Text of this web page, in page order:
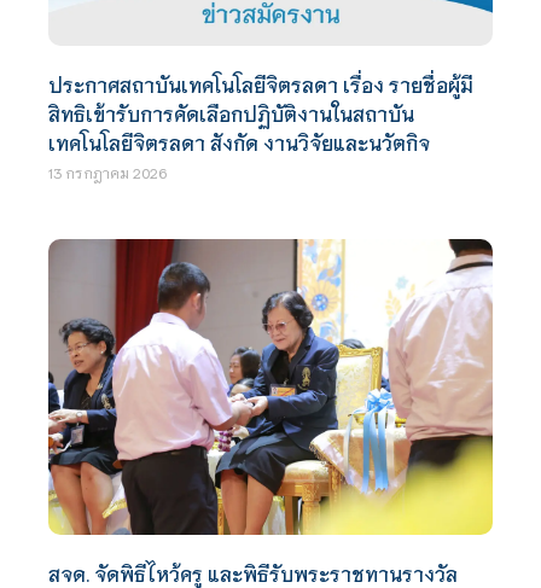
ประกาศสถาบันเทคโนโลยีจิตรลดา เรื่อง รายชื่อผู้มี
สิทธิเข้ารับการคัดเลือกปฏิบัติงานในสถาบัน
เทคโนโลยีจิตรลดา สังกัด งานวิจัยและนวัตกิจ
13 กรกฎาคม 2026
สจด. จัดพิธีไหว้ครู และพิธีรับพระราชทานรางวัล